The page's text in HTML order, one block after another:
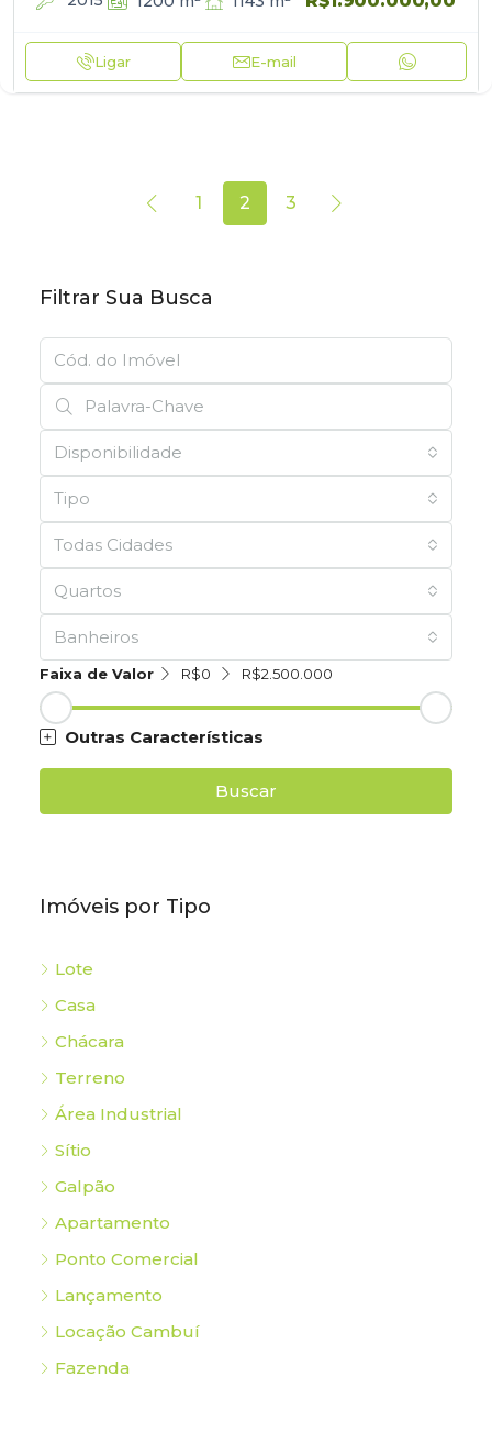
Ligar E-mail
1 2 3
Filtrar Sua Busca
Disponibilidade
Tipo
Todas Cidades
Quartos
Banheiros
Faixa de Valor R$0 R$2.500.000
Outras Características
Buscar
Imóveis por Tipo
Lote
Casa
Chácara
Terreno
Área Industrial
Sítio
Galpão
Apartamento
Ponto Comercial
Lançamento
Locação Cambuí
Fazenda